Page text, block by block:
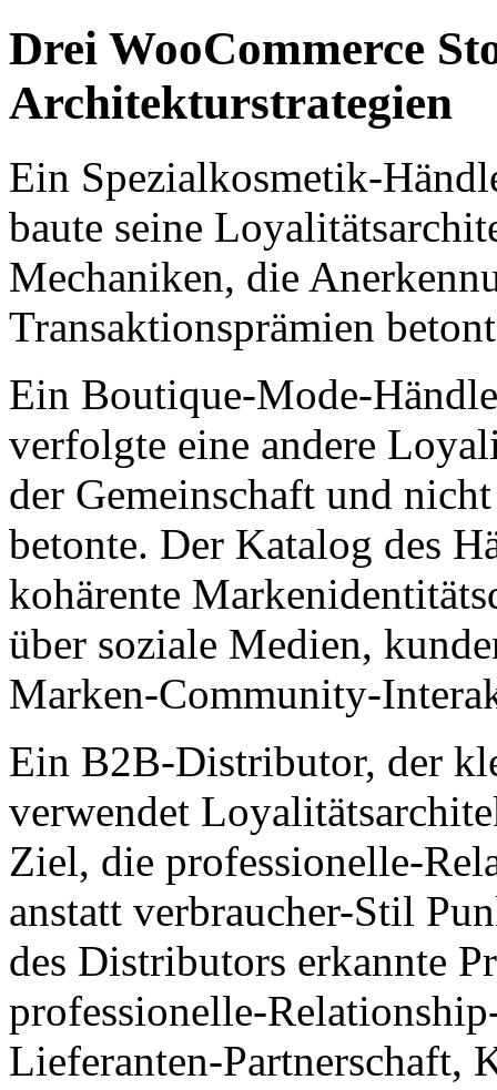
Drei WooCommerce
Architekturstrategien
Ein Spezialkosmetik-
baute seine
Mechaniken, die
Transaktionsprämien
Ein Boutique-Mode-
verfolgte eine andere
der Gemeinschaft und
betonte. Der Katalog des
kohärente
über soziale Medien,
Marken-Community-
Ein B2B-Distributor, der
verwendet
Ziel, die professionelle-
anstatt verbraucher-Stil
des Distributors erkannte
professionelle-
Lieferanten-Partnerschaft,